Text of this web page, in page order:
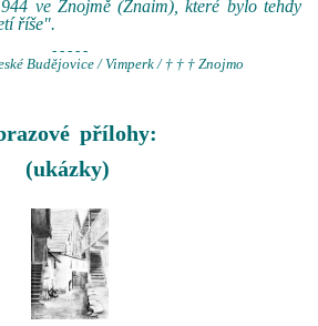
ve Znojmě (Znaim), které bylo tehdy
říše".
- - - - -
Budějovice / Vimperk / † † † Znojmo
přílohy:
(ukázky)